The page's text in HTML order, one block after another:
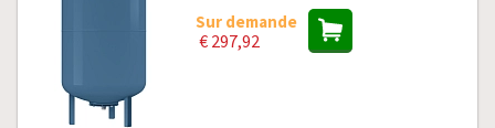
Sur demande
€ 297,92